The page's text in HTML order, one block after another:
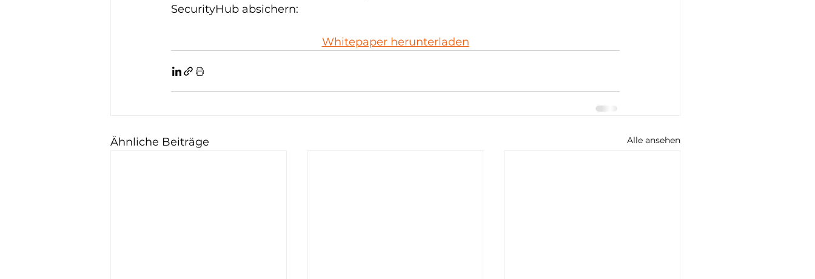
SecurityHub absichern:
Whitepaper herunterladen
Ähnliche Beiträge Alle ansehen